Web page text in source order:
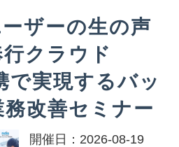
ーザーの生の声
クラウド
実現するバッ
改善セミナー
開催日：2026-08-19